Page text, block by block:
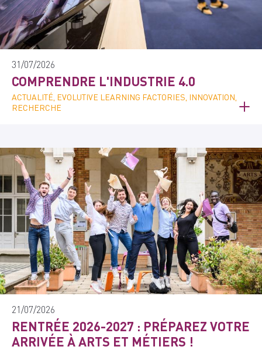
31/07/2026
COMPRENDRE L'INDUSTRIE 4.0
ACTUALITÉ, EVOLUTIVE LEARNING FACTORIES, INNOVATION,
RECHERCHE
21/07/2026
RENTRÉE 2026-2027 : PRÉPAREZ VOTRE
ARRIVÉE À ARTS ET MÉTIERS !